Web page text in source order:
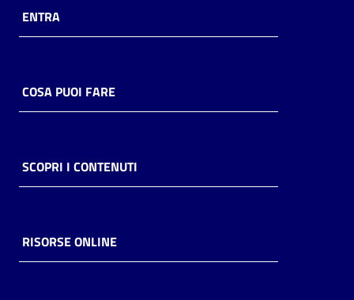
ENTRA
COSA PUOI FARE
SCOPRI I CONTENUTI
RISORSE ONLINE